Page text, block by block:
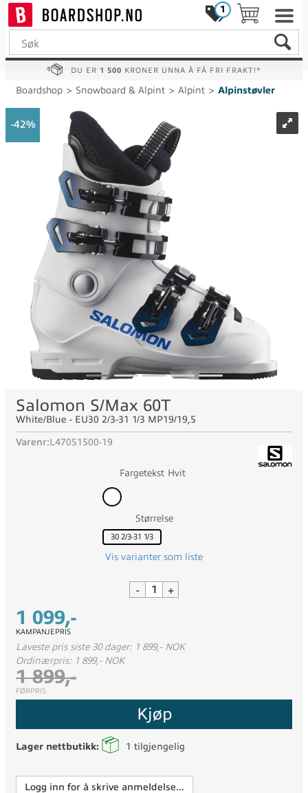
1
DU ER 1 500 KRONER UNNA Å FÅ FRI FRAKT!*
Boardshop>Snowboard & Alpint>Alpint>Alpinstøvler
42%
Salomon S/Max 60T
White/Blue - EU30 2/3-31 1/3 MP19/19,5
Logg inn for å skrive anmeldelse...
Varenr: L47051500-19
1 099,-
KAMPANJEPRIS
Laveste pris siste 30 dager: 1 899,- NOK
Ordinærpris: 1 899,- NOK
1 899,-
FØRPRIS
Fargetekst Hvit
Størrelse
30 2/3-31 1/3
Vis varianter som liste
- +
Kjøp
Lager nettbutikk: 1 tilgjengelig